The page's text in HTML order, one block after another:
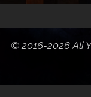
© 2016-2026 Ali